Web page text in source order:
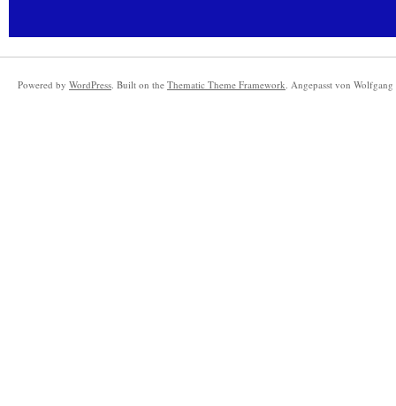
Powered by WordPress. Built on the Thematic Theme Framework. Angepasst von